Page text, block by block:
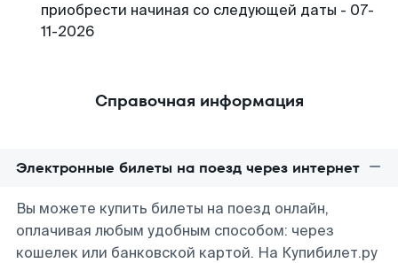
приобрести начиная со следующей даты - 07-
11-2026
Справочная информация
Электронные билеты на поезд через интернет
Вы можете купить билеты на поезд онлайн,
оплачивая любым удобным способом: через
кошелек или банковской картой. На Купибилет.ру